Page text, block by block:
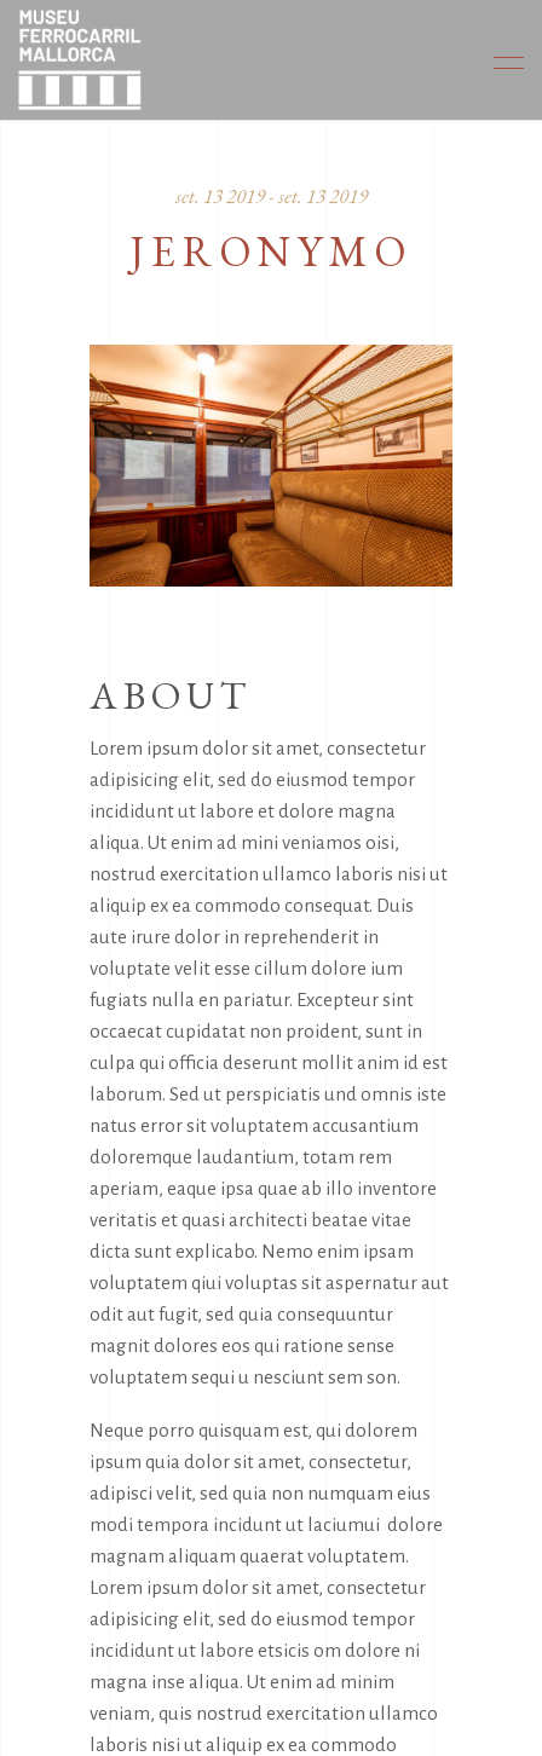
set. 13 2019 - set. 13 2019
JERONYMO
ABOUT
Lorem ipsum dolor sit amet, consectetur
adipisicing elit, sed do eiusmod tempor
incididunt ut labore et dolore magna
aliqua. Ut enim ad mini veniamos oisi,
nostrud exercitation ullamco laboris nisi ut
aliquip ex ea commodo consequat. Duis
aute irure dolor in reprehenderit in
voluptate velit esse cillum dolore ium
fugiats nulla en pariatur. Excepteur sint
occaecat cupidatat non proident, sunt in
culpa qui officia deserunt mollit anim id est
laborum. Sed ut perspiciatis und omnis iste
natus error sit voluptatem accusantium
doloremque laudantium, totam rem
aperiam, eaque ipsa quae ab illo inventore
veritatis et quasi architecti beatae vitae
dicta sunt explicabo. Nemo enim ipsam
voluptatem qiui voluptas sit aspernatur aut
odit aut fugit, sed quia consequuntur
magnit dolores eos qui ratione sense
voluptatem sequi u nesciunt sem son.
Neque porro quisquam est, qui dolorem
ipsum quia dolor sit amet, consectetur,
adipisci velit, sed quia non numquam eius
modi tempora incidunt ut laciumui dolore
magnam aliquam quaerat voluptatem.
Lorem ipsum dolor sit amet, consectetur
adipisicing elit, sed do eiusmod tempor
incididunt ut labore etsicis om dolore ni
magna inse aliqua. Ut enim ad minim
veniam, quis nostrud exercitation ullamco
laboris nisi ut aliquip ex ea commodo